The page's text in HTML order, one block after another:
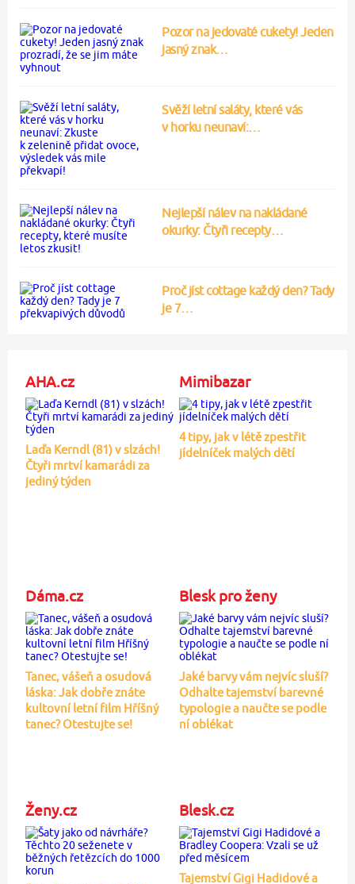
Pozor na jedovaté cukety! Jeden
jasný znak…
Svěží letní saláty, které vás
v horku neunaví:…
Nejlepší nálev na nakládané
okurky: Čtyři recepty…
Proč jíst cottage každý den? Tady
je 7…
AHA.cz
Laďa Kerndl (81) v slzách!
Čtyři mrtví kamarádi za
jediný týden
Mimibazar
4 tipy, jak v létě zpestřit
jídelníček malých dětí
Dáma.cz
Tanec, vášeň a osudová
láska: Jak dobře znáte
kultovní letní film Hříšný
tanec? Otestujte se!
Blesk pro ženy
Jaké barvy vám nejvíc sluší?
Odhalte tajemství barevné
typologie a naučte se podle
ní oblékat
Ženy.cz Blesk.cz
Tajemství Gigi Hadidové a